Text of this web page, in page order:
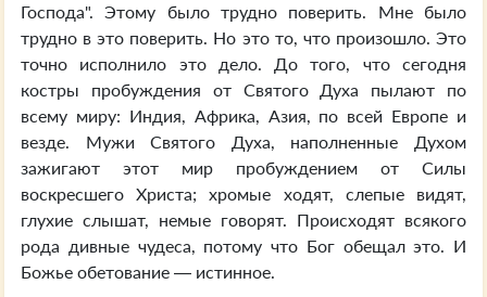
Господа". Этому было трудно поверить. Мне было
трудно в это поверить. Но это то, что произошло. Это
точно исполнило это дело. До того, что сегодня
костры пробуждения от Святого Духа пылают по
всему миру: Индия, Африка, Азия, по всей Европе и
везде. Мужи Святого Духа, наполненные Духом
зажигают этот мир пробуждением от Силы
воскресшего Христа; хромые ходят, слепые видят,
глухие слышат, немые говорят. Происходят всякого
рода дивные чудеса, потому что Бог обещал это. И
Божье обетование — истинное.